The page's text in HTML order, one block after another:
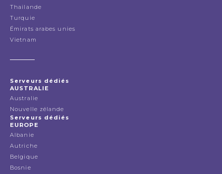
Thailande
Turquie
Émirats arabes unies
Vietnam
Serveurs dédiés
AUSTRALIE
Australie
Nouvelle zélande
Serveurs dédiés
EUROPE
Albanie
Autriche
Belgique
Bosnie